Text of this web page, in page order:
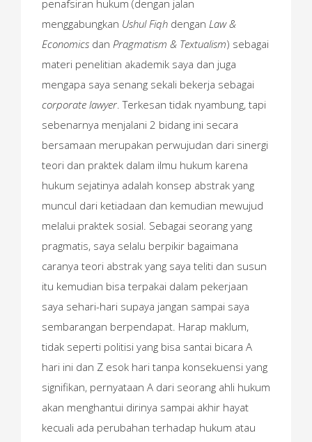
penafsiran hukum (dengan jalan
menggabungkan Ushul Fiqh dengan Law &
Economics dan Pragmatism & Textualism) sebagai
materi penelitian akademik saya dan juga
mengapa saya senang sekali bekerja sebagai
corporate lawyer . Terkesan tidak nyambung, tapi
sebenarnya menjalani 2 bidang ini secara
bersamaan merupakan perwujudan dari sinergi
teori dan praktek dalam ilmu hukum karena
hukum sejatinya adalah konsep abstrak yang
muncul dari ketiadaan dan kemudian mewujud
melalui praktek sosial. Sebagai seorang yang
pragmatis, saya selalu berpikir bagaimana
caranya teori abstrak yang saya teliti dan susun
itu kemudian bisa terpakai dalam pekerjaan
saya sehari-hari supaya jangan sampai saya
sembarangan berpendapat. Harap maklum,
tidak seperti politisi yang bisa santai bicara A
hari ini dan Z esok hari tanpa konsekuensi yang
signifikan, pernyataan A dari seorang ahli hukum
akan menghantui dirinya sampai akhir hayat
kecuali ada perubahan terhadap hukum atau